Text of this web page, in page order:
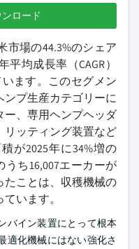
ロード
市場の44.3%のシェア
均成長率（CAGR）
ます。このセグメン
ンプ生産カテゴリーに
ー、専用ヘンプヘッダ
リッティング装置など
が2025年に34%増の
ち16,007エーカーが
ことは、収穫機械の
います。
バイン装置にとって根本
適化機械にはない強化さ